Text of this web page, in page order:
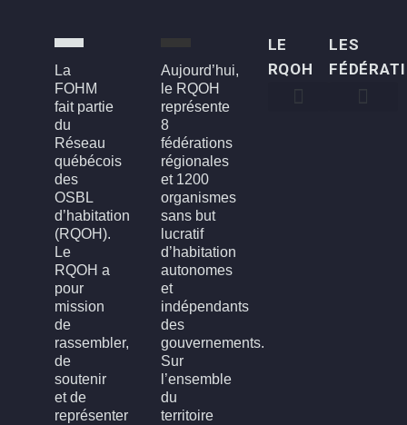
La
FOHM
fait partie
du
Réseau
québécois
des
OSBL
d’habitation
(RQOH).
Le
RQOH a
pour
mission
de
rassembler,
de
soutenir
et de
représenter
Aujourd’hui,
le RQOH
représente
8
fédérations
régionales
et 1200
organismes
sans but
lucratif
d’habitation
autonomes
et
indépendants
des
gouvernements.
Sur
l’ensemble
du
territoire
LE
RQOH
LES